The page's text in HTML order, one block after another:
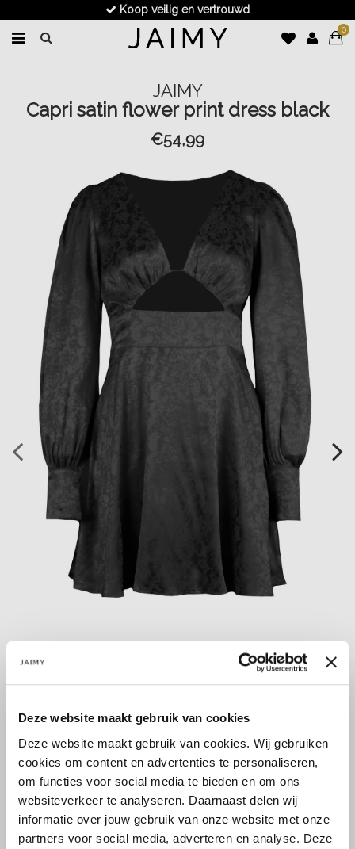
Deze website maakt gebruik van cookies
Deze website maakt gebruik van cookies. Wij gebruiken
cookies om content en advertenties te personaliseren,
om functies voor social media te bieden en om ons
websiteverkeer te analyseren. Daarnaast delen wij
informatie over jouw gebruik van onze website met onze
partners voor social media, adverteren en analyse. Deze
Koop veilig en vertrouwd
0
JAIMY
Capri satin flower print dress black
€54,99
CUT OUT DETAIL! Deze Capri jurk heeft een bloemen print in
satijn stof. Bij de borst zit een cut out detail, een van onze favo
trends!
Maat:
S M L